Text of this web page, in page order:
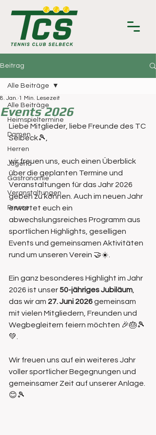
Beitrag
Alle Beiträge
Heimspieltermine
Damen
Herren
Jugend
Gastronomie
Veranstaltungen
Presse
Alle Beiträge
Events 2026
8. Jan. 1 Min. Lesezeit
Liebe Mitglieder, liebe Freunde des TC
Selbeck🎾,
wir freuen uns, euch einen Überblick
über die geplanten Termine und
Veranstaltungen für das Jahr 2026
geben zu können. Auch im neuen Jahr
erwartet euch ein
abwechslungsreiches Programm aus
sportlichen Highlights, geselligen
Events und gemeinsamen Aktivitäten
rund um unseren Verein 🤝☀️.
Ein ganz besonderes Highlight im Jahr
2026 ist unser 50-jähriges Jubiläum
das wir am 27. Juni 2026 gemeinsam
mit vielen Mitgliedern, Freunden und
Wegbegleitern feiern möchten 🎉🎂🎾
💚.
Wir freuen uns auf ein weiteres Jahr
voller sportlicher Begegnungen und
gemeinsamer Zeit auf unserer Anlage.
😊🎾